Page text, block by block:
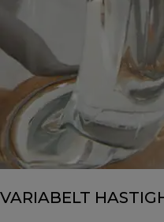
VARIABELT